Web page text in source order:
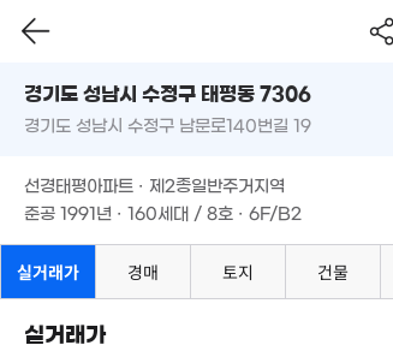
경기도 성남시 수정구 태평동 7306
경기도 성남시 수정구 남문로140번길 19
선경태평아파트 · 제2종일반주거지역
준공 1991년 · 160세대 / 8호 · 6F/B2
실거래가 경매 토지 건물
실거래가